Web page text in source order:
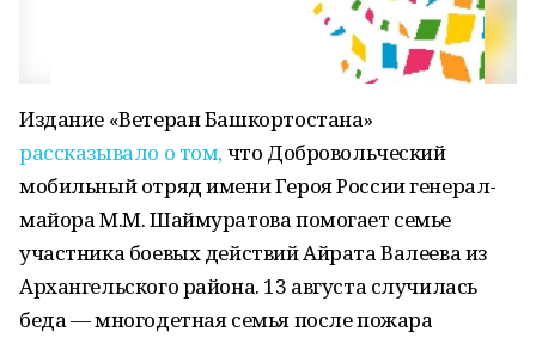
Издание «Ветеран Башкортостана»
рассказывало о том,что Добровольческий
мобильный отряд имени Героя России генерал-
майора М.М. Шаймуратова помогает семье
участника боевых действий Айрата Валеева из
Архангельского района. 13 августа случилась
беда — многодетная семья после пожара